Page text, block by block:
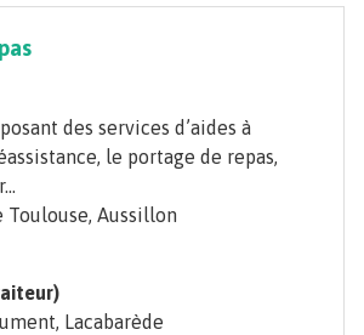
des services d’aides à
le portage de repas,
Toulouse, Aussillon
Lacabarède